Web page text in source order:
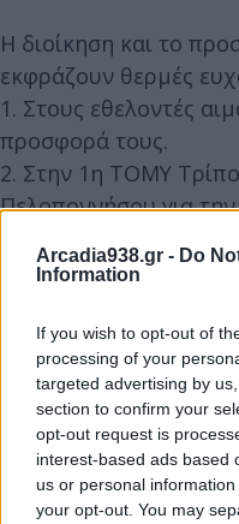
Arcadia938.gr - Do
Information
If you wish to opt-out of
processing of your
targeted advertising by
section to confirm your
opt-out request is
interest-based ads based
us or personal
your opt-out. You may
Η διοίκηση και το
εκφράζουν θερμές
1. Στους εθελοντές
προσφορά τους.
2. Στην 1η ΤΟΜΥ
Πελοποννήσου για
3. Στο Παναρκαδικό
άψογη συνεργασία και